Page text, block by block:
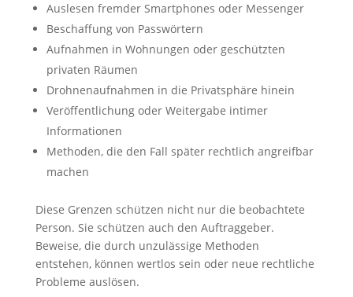
Auslesen fremder Smartphones oder Messenger
Beschaffung von Passwörtern
Aufnahmen in Wohnungen oder geschützten
privaten Räumen
Drohnenaufnahmen in die Privatsphäre hinein
Veröffentlichung oder Weitergabe intimer
Informationen
Methoden, die den Fall später rechtlich angreifbar
machen
Diese Grenzen schützen nicht nur die beobachtete
Person. Sie schützen auch den Auftraggeber.
Beweise, die durch unzulässige Methoden
entstehen, können wertlos sein oder neue rechtliche
Probleme auslösen.